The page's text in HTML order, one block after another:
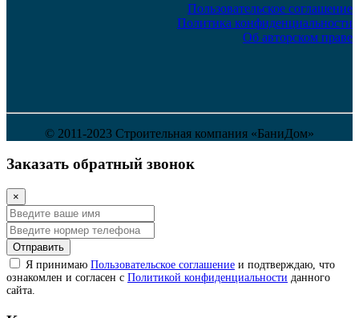
Пользовательское соглашение
Политика конфиденциальности
Об авторском праве
© 2011-2023 Строительная компания «БаниДом»
Заказать обратный звонок
×
Отправить
Я принимаю Пользовательское соглашение и подтверждаю, что
ознакомлен и согласен с Политикой конфиденциальности данного
сайта.